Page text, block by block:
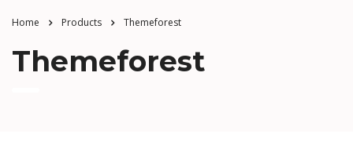
Home Products Themeforest
Themeforest